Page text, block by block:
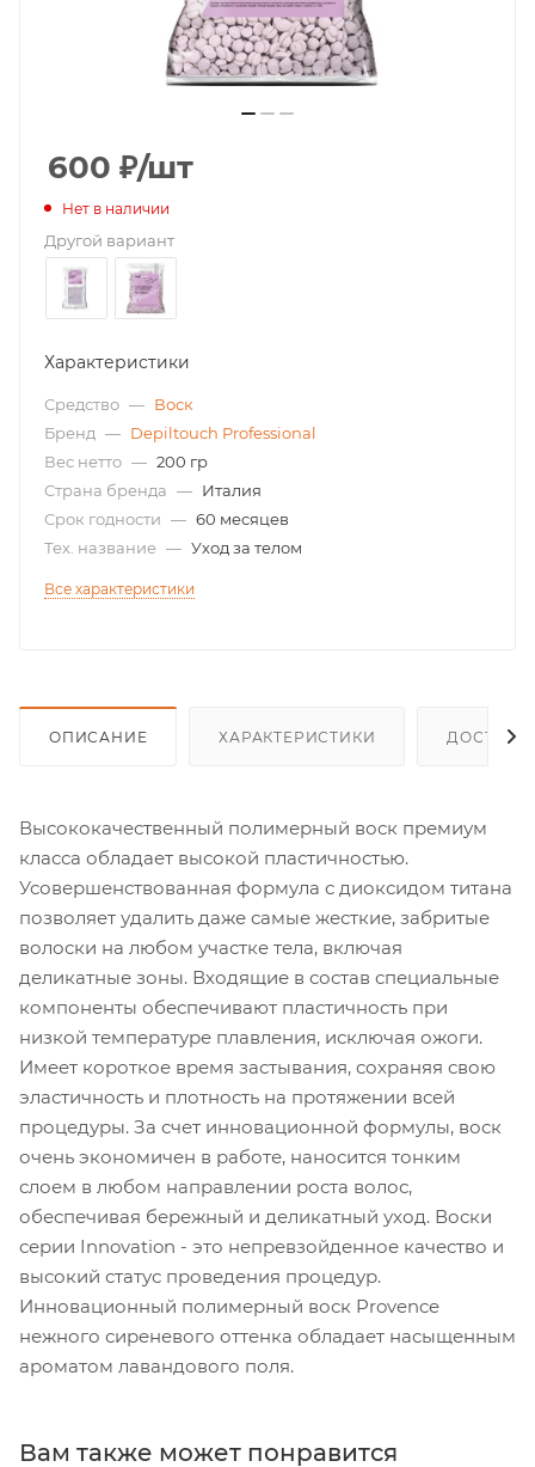
600 ₽/шт
Нет в наличии
Другой вариант
Характеристики
Средство — Воск
Бренд — Depiltouch Professional
Вес нетто — 200 гр
Страна бренда — Италия
Срок годности — 60 месяцев
Тех. название — Уход за телом
Все характеристики
ОПИСАНИЕ ХАРАКТЕРИСТИКИ
Высококачественный полимерный воск премиум
класса обладает высокой пластичностью.
Усовершенствованная формула с диоксидом титана
позволяет удалить даже самые жесткие, забритые
волоски на любом участке тела, включая
деликатные зоны. Входящие в состав специальные
компоненты обеспечивают пластичность при
низкой температуре плавления, исключая ожоги.
Имеет короткое время застывания, сохраняя свою
эластичность и плотность на протяжении всей
процедуры. За счет инновационной формулы, воск
очень экономичен в работе, наносится тонким
слоем в любом направлении роста волос,
обеспечивая бережный и деликатный уход. Воски
серии Innovation - это непревзойденное качество и
высокий статус проведения процедур.
Инновационный полимерный воск Provence
нежного сиреневого оттенка обладает насыщенным
ароматом лавандового поля.
Вам также может понравится